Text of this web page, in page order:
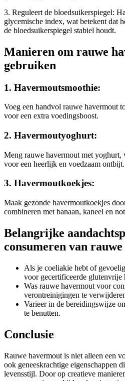
3. Reguleert de bloedsuikerspiegel:
glycemische index, wat betekent dat
de bloedsuikerspiegel stabiel houdt.
Manieren om rauwe
gebruiken
1. Havermoutsmoothie:
Voeg een handvol rauwe havermout
voor een extra voedingsboost.
2. Havermoutyoghurt:
Meng rauwe havermout met yoghurt,
voor een heerlijk en voedzaam ontbijt.
3. Havermoutkoekjes:
Maak gezonde havermoutkoekjes
combineren met banaan, kaneel en
Belangrijke
consumeren van
Als je coeliakie hebt of
voor gecertificeerde glutenvrije
Was rauwe havermout voor
verontreinigingen te
Varieer in de bereidingswijze
te benutten.
Conclusie
Rauwe havermout is niet alleen een
ook geneeskrachtige eigenschappen
levensstijl. Door op creatieve